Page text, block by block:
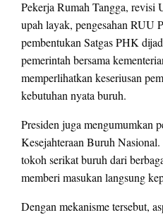
Pekerja Rumah Tangga, revisi
upah layak, pengesahan RUU
pembentukan Satgas PHK
pemerintah bersama
memperlihatkan keseriusan
kebutuhan nyata buruh.
Presiden juga mengumumkan
Kesejahteraan Buruh
tokoh serikat buruh dari
memberi masukan langsung
Dengan mekanisme tersebut,